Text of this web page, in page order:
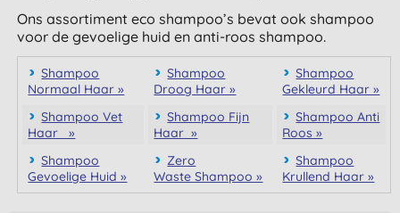
Ons assortiment eco shampoo’s bevat ook shampoo
voor de gevoelige huid en anti-roos shampoo.
Shampoo
Normaal Haar »
Shampoo
Droog Haar »
Shampoo
Gekleurd Haar »
Shampoo Vet
Haar »
Shampoo Fijn
Haar »
Shampoo Anti
Roos »
Shampoo
Gevoelige Huid »
Zero
Waste Shampoo »
Shampoo
Krullend Haar »